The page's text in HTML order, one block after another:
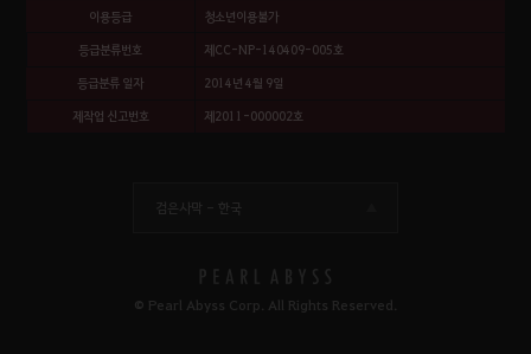
이용등급 청소년이용불가
등급분류번호 제CC-NP-140409-005호
등급분류 일자 2014년 4월 9일
제작업 신고번호 제2011-000002호
검은사막 - 한국
© Pearl Abyss Corp. All Rights Reserved.